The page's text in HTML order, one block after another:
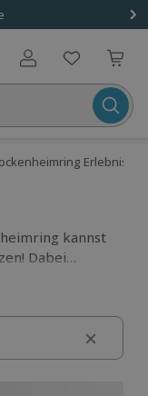
Benutzerkonto
Erlebnisse
kannst
Dabei
auch
oder auf